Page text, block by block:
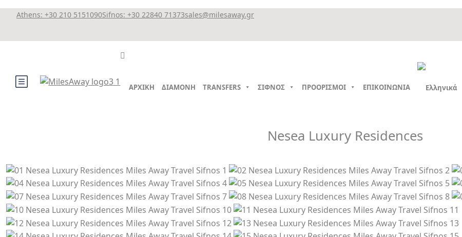
Athens: +30 210 5151090Sifnos: +30 22840 71373sales@milesaway.gr
ΑΡΧΙΚΗ ΔΙΑΜΟΝΗ TRANSFERS ΣΙΦΝΟΣ ΠΡΟΟΡΙΣΜΟΙ ΕΠΙΚΟΙΝΩΝΙΑ
Nesea Luxury Residences